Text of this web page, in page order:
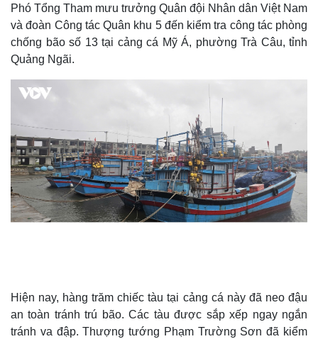
Cải chính
Phó Tổng Tham mưu trưởng Quân đội Nhân dân Việt Nam
và đoàn Công tác Quân khu 5 đến kiểm tra công tác phòng
chống bão số 13 tại cảng cá Mỹ Á, phường Trà Câu, tỉnh
Quảng Ngãi.
Hiện nay, hàng trăm chiếc tàu tại cảng cá này đã neo đậu
an toàn tránh trú bão. Các tàu được sắp xếp ngay ngắn
tránh va đập. Thượng tướng Phạm Trường Sơn đã kiểm